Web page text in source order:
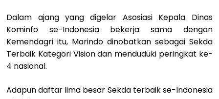
Dalam ajang yang digelar Asosiasi Kepala Dinas
Kominfo se-Indonesia bekerja sama dengan
Kemendagri itu, Marindo dinobatkan sebagai Sekda
Terbaik Kategori Vision dan menduduki peringkat ke-
4 nasional.
Adapun daftar lima besar Sekda terbaik se-Indonesia